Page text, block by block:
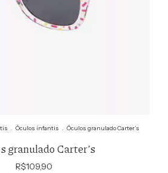
. Óculos infantis . Óculos granulado Carter’s
granulado Carter’s
R$109,90